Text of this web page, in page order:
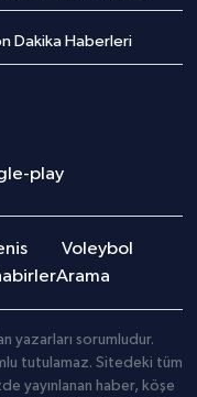
Dakika Haberleri
Voleybol
Arama
yazarları sorumludur.
tutulamaz. Sitedeki tüm
yayınlanan haber, köşe